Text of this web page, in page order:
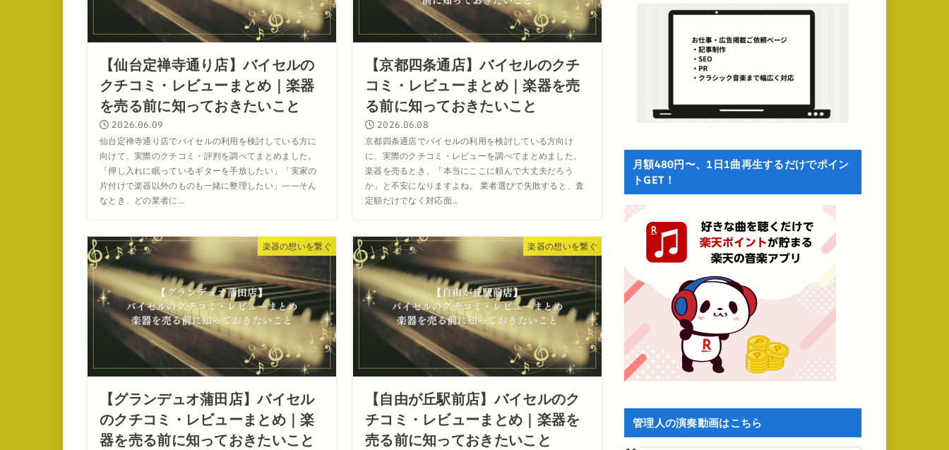
【仙台定禅寺通り店】バイセルの
クチコミ・レビューまとめ｜楽器
を売る前に知っておきたいこと
2026.06.09
仙台定禅寺通り店でバイセルの利用を検討している方に
向けて、実際のクチコミ・評判を調べてまとめました。
「押し入れに眠っているギターを手放したい」「実家の
片付けで楽器以外のものも一緒に整理したい」——そん
なとき、どの業者に...
【京都四条通店】バイセルのクチ
コミ・レビューまとめ｜楽器を売
る前に知っておきたいこと
2026.06.08
京都四条通店でバイセルの利用を検討している方向け
に、実際のクチコミ・レビューを調べてまとめました。
楽器を売るとき、「本当にここに頼んで大丈夫だろう
か」と不安になりますよね。 業者選びで失敗すると、査
定額だけでなく対応面...
楽器の想いを繋ぐ
【グランデュオ蒲田店】バイセル
のクチコミ・レビューまとめ｜楽
器を売る前に知っておきたいこと
楽器の想いを繋ぐ
【自由が丘駅前店】バイセルのク
チコミ・レビューまとめ｜楽器を
売る前に知っておきたいこと
月額480円〜、1日1曲再生するだけでポイン
トGET！
管理人の演奏動画はこちら